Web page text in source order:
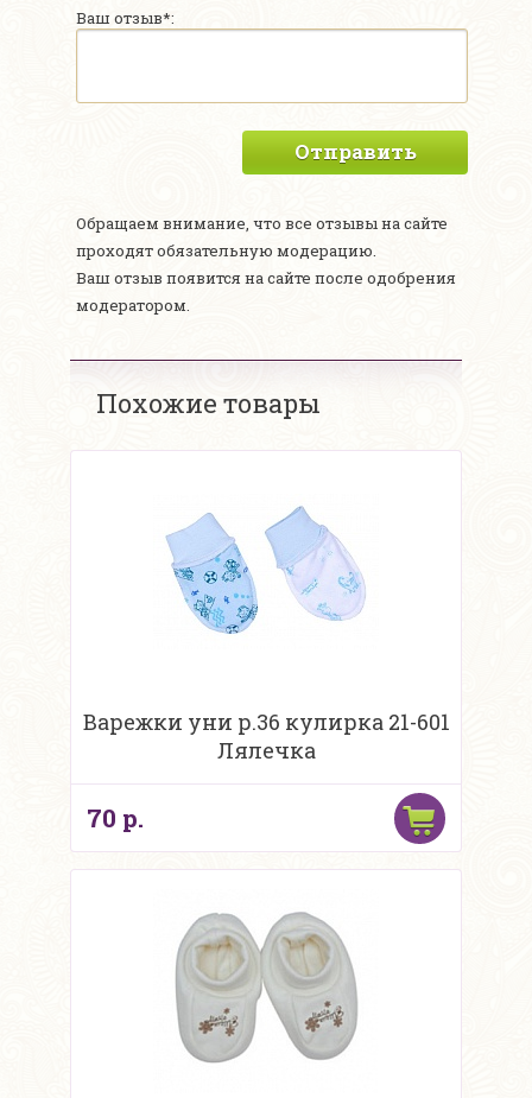
Ваш отзыв*:
Отправить
Обращаем внимание, что все отзывы на сайте
проходят обязательную модерацию.
Ваш отзыв появится на сайте после одобрения
модератором.
Похожие товары
Варежки уни р.36 кулирка 21-601
Лялечка
70 р.